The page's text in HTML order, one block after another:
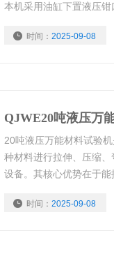
本机采用油缸下置液压
恒定的应力的情况下结
时间： 2025-09-08
QJWE20吨液压万
20吨液压万能材料试验
种材料进行拉伸、压缩
设备。其核心优势在于
航天、汽车制造、建筑
时间： 2025-09-08